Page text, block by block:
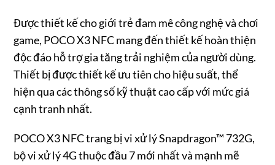
Được thiết kế cho giới trẻ đam mê công nghệ và chơi
game, POCO X3 NFC mang đến thiết kế hoàn thiện
độc đáo hỗ trợ gia tăng trải nghiệm của người dùng.
Thiết bị được thiết kế ưu tiên cho hiệu suất, thể
hiện qua các thông số kỹ thuật cao cấp với mức giá
cạnh tranh nhất.
POCO X3 NFC trang bị vi xử lý Snapdragon™ 732G,
bộ vi xử lý 4G thuộc đầu 7 mới nhất và mạnh mẽ